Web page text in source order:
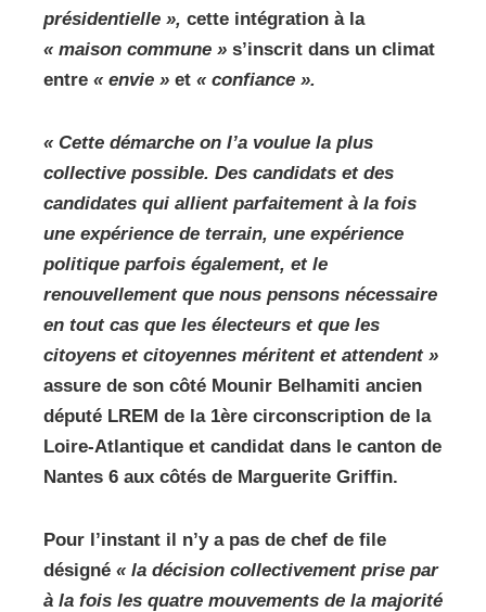
présidentielle », cette intégration à la
« maison commune » s’inscrit dans un climat
entre « envie » et « confiance ».
« Cette démarche on l’a voulue la plus
collective possible. Des candidats et des
candidates qui allient parfaitement à la fois
une expérience de terrain, une expérience
politique parfois également, et le
renouvellement que nous pensons nécessaire
en tout cas que les électeurs et que les
citoyens et citoyennes méritent et attendent »
assure de son côté Mounir Belhamiti ancien
député LREM de la 1ère circonscription de la
Loire-Atlantique et candidat dans le canton de
Nantes 6 aux côtés de Marguerite Griffin.
Pour l’instant il n’y a pas de chef de file
désigné « la décision collectivement prise par
à la fois les quatre mouvements de la majorité